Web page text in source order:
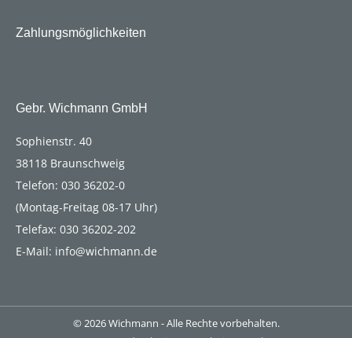
Zahlungsmöglichkeiten
Gebr. Wichmann GmbH
Sophienstr. 40
38118 Braunschweig
Telefon: 030 36202-0
(Montag-Freitag 08-17 Uhr)
Telefax: 030 36202-202
E-Mail: info@wichmann.de
© 2026 Wichmann - Alle Rechte vorbehalten.